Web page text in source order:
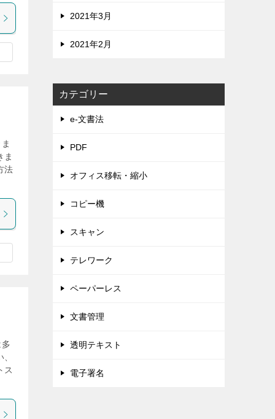
ま
法
ス
2021年3月
2021年2月
カテゴリー
e-文書法
PDF
オフィス移転・縮小
コピー機
スキャン
テレワーク
ペーパーレス
文書管理
透明テキスト
電子署名